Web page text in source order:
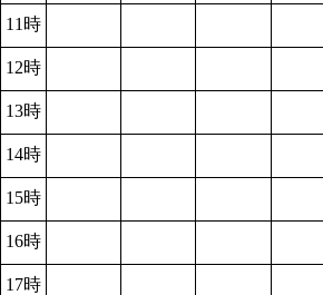
11時
12時
13時
14時
15時
16時
17時